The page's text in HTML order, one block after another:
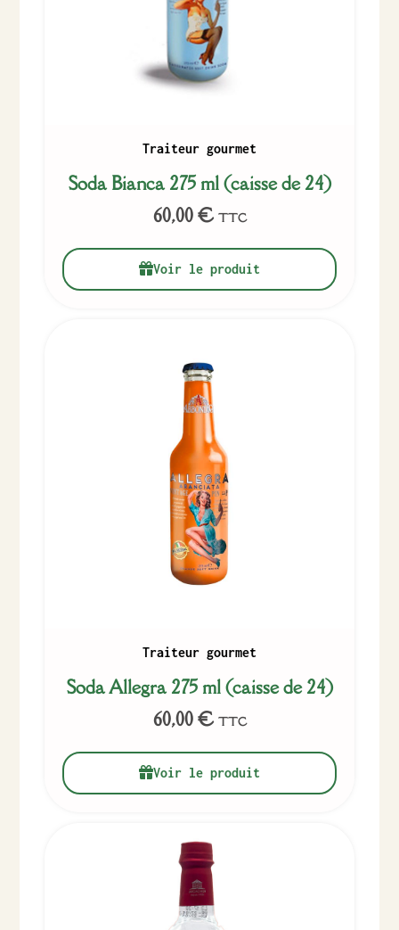
Traiteur gourmet
Soda Bianca 275 ml (caisse de 24)
60,00€ TTC
Voir le produit
Traiteur gourmet
Soda Allegra 275 ml (caisse de 24)
60,00€ TTC
Voir le produit